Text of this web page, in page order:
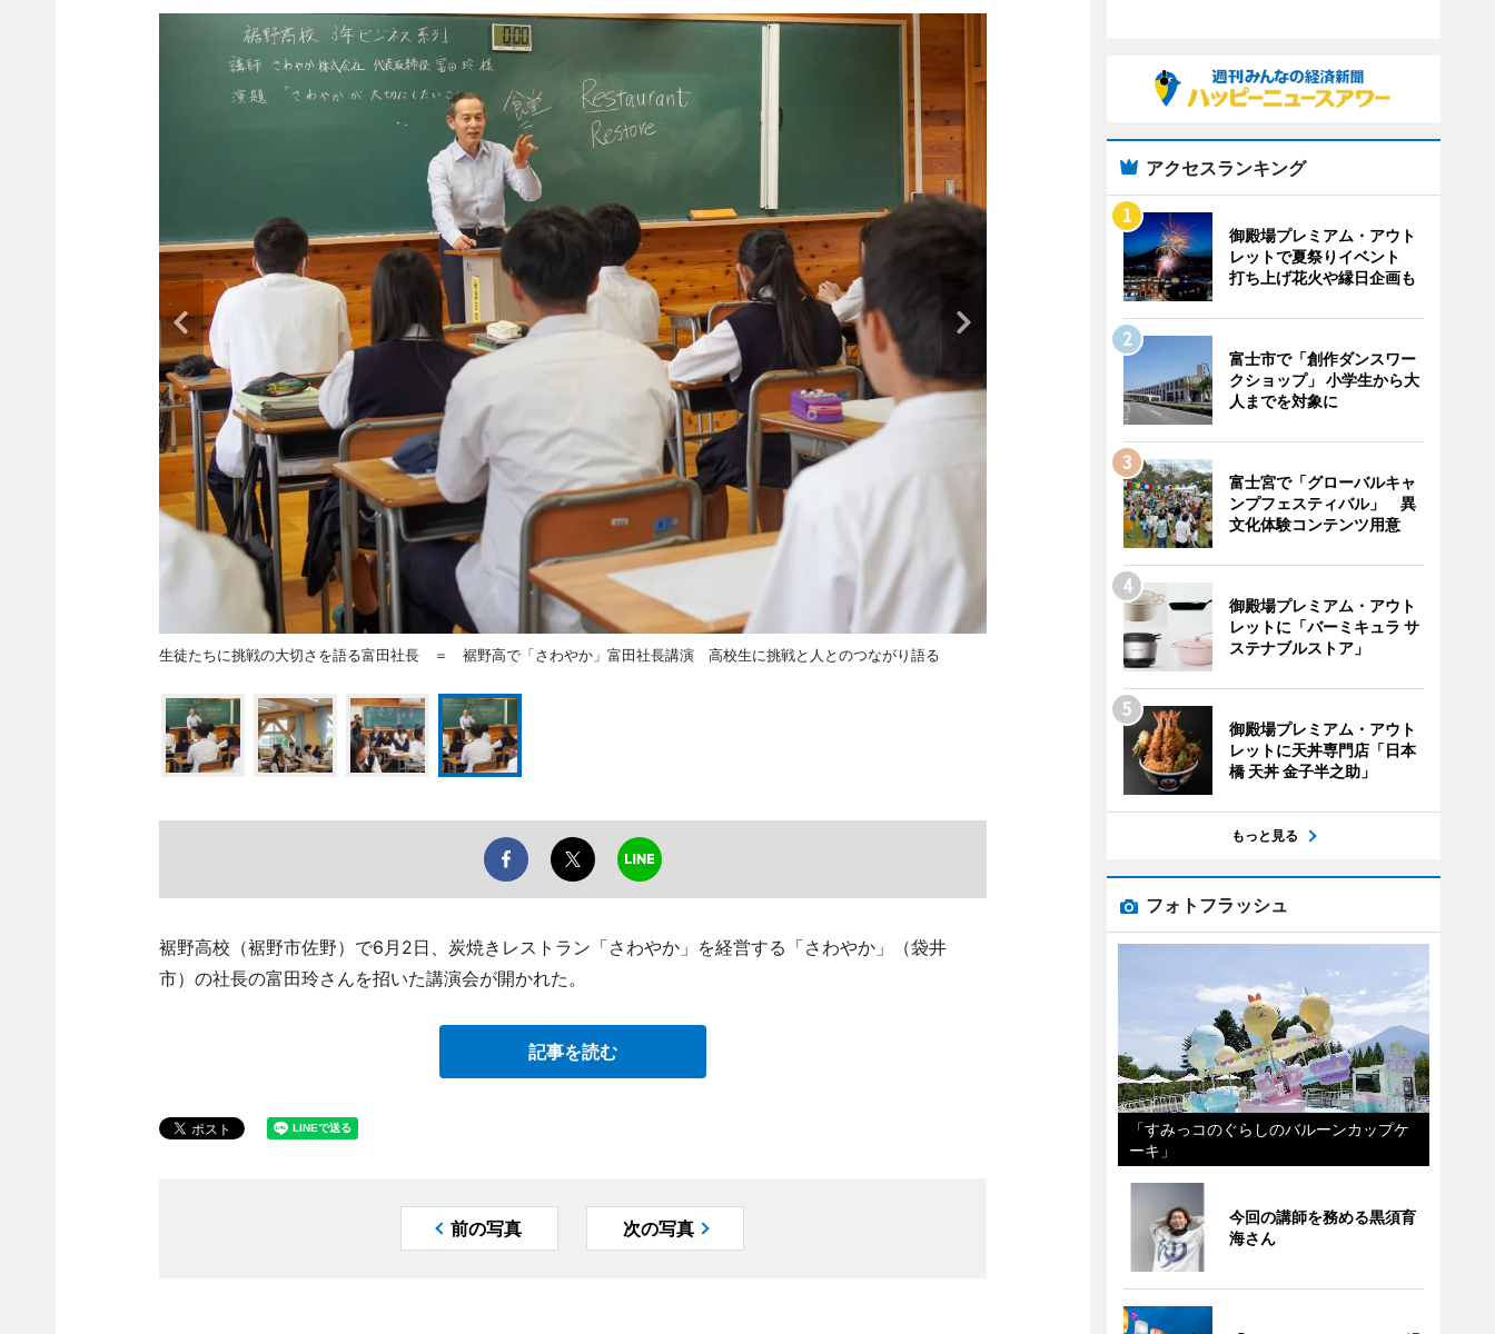
生徒たちに挑戦の大切さを語る富田社長 ＝ 裾野高で「さわやか」富田社長講演 高校生に挑戦と人とのつながり語る
裾野高校（裾野市佐野）で6月2日、炭焼きレストラン「さわやか」を経営する「さわやか」（袋井
市）の社長の富田玲さんを招いた講演会が開かれた。
記事を読む
前の写真 次の写真
アクセスランキング
御殿場プレミアム・アウト
レットで夏祭りイベント
打ち上げ花火や縁日企画も
富士市で「創作ダンスワー
クショップ」 小学生から大
人までを対象に
富士宮で「グローバルキャ
ンプフェスティバル」 異
文化体験コンテンツ用意
御殿場プレミアム・アウト
レットに「バーミキュラ サ
ステナブルストア」
御殿場プレミアム・アウト
レットに天丼専門店「日本
橋 天丼 金子半之助」
もっと見る
フォトフラッシュ
「すみっコのぐらしのバルーンカップケ
ーキ」
今回の講師を務める黒須育
海さん